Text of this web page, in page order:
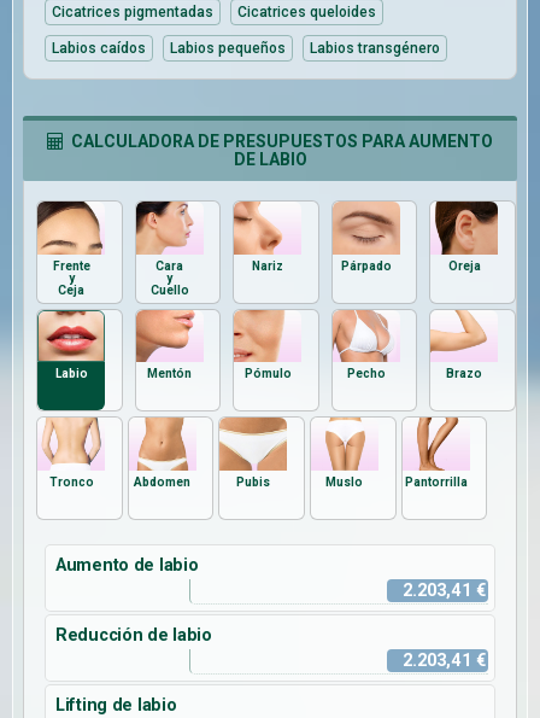
Cicatrices pigmentadas Cicatrices queloides
Labios caídos Labios pequeños Labios transgénero
CALCULADORA DE PRESUPUESTOS PARA AUMENTO
DE LABIO
Frente
y
Ceja
Cara
y
Cuello
Nariz Párpado Oreja
Labio Mentón Pómulo Pecho Brazo
Tronco Abdomen Pubis Muslo Pantorrilla
Aumento de labio
2.203,41 €
Reducción de labio
2.203,41 €
Lifting de labio